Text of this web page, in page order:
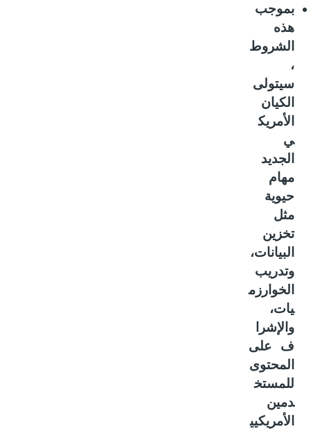
بموجب
هذه
الشروط
سيتولى
الكيان
الأمريك
الجديد
مهام
حيوية
مثل
تخزين
البيانات،
وتدريب
الخوارزم
يات،
والإشرا
ف على
المحتوى
للمستخ
دمين
الأمريكيي